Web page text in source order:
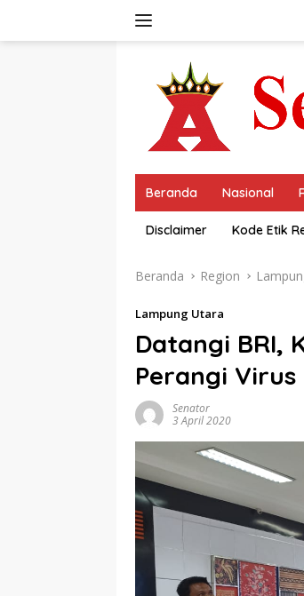
Beranda Nasional
Disclaimer Kode Etik
Beranda Region
Lampung Utara
Datangi BRI,
Perangi Virus
Senator
3 April 2020